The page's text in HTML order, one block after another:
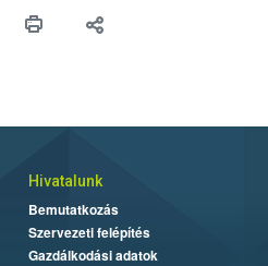
Hivatalunk
Bemutatkozás
Szervezeti felépítés
Gazdálkodási adatok